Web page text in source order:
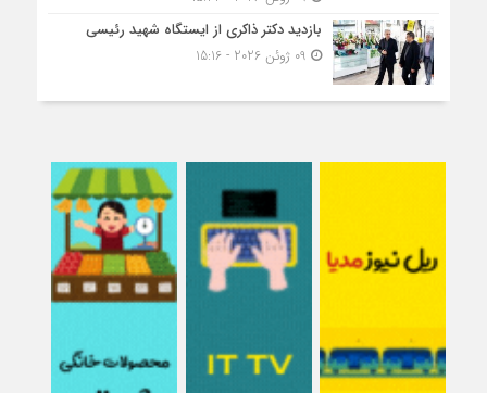
بازدید دکتر ذاکری از ایستگاه شهید رئیسی